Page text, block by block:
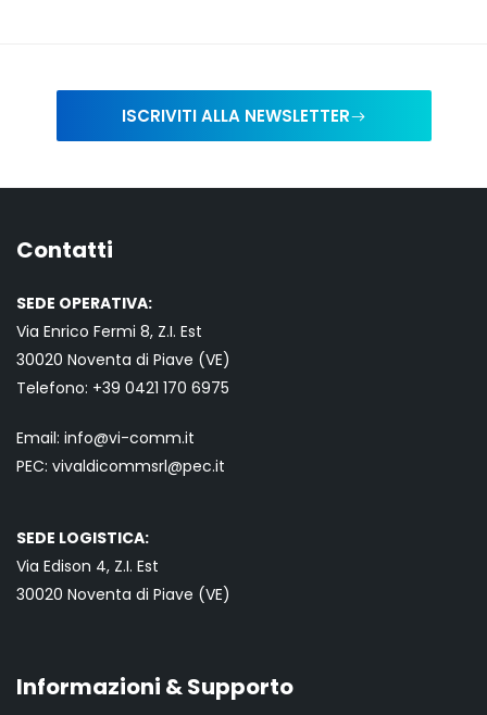
ISCRIVITI ALLA NEWSLETTER
Contatti
SEDE OPERATIVA:
Via Enrico Fermi 8, Z.I. Est
30020 Noventa di Piave (VE)
Telefono: +39 0421 170 6975
Email: info@vi-comm.it
PEC: vivaldicommsrl@pec.it
SEDE LOGISTICA:
Via Edison 4, Z.I. Est
30020 Noventa di Piave (VE)
Informazioni & Supporto